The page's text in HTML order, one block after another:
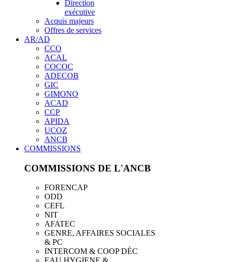
Direction
exécutive
Acquis majeurs
Offres de services
AR/AD
CCO
ACAL
COCOC
ADECOB
GIC
GIMONO
ACAD
CCP
APIDA
UCOZ
ANCB
COMMISSIONS
COMMISSIONS DE L'ANCB
FORENCAP
ODD
CEFL
NIT
AFATEC
GENRE, AFFAIRES SOCIALES
& PC
INTERCOM & COOP DÉC